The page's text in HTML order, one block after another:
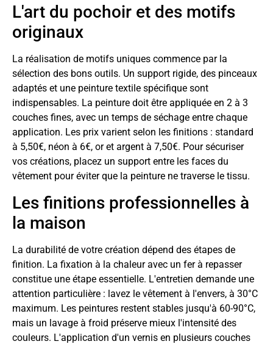
L'art du pochoir et des motifs
originaux
La réalisation de motifs uniques commence par la
sélection des bons outils. Un support rigide, des pinceaux
adaptés et une peinture textile spécifique sont
indispensables. La peinture doit être appliquée en 2 à 3
couches fines, avec un temps de séchage entre chaque
application. Les prix varient selon les finitions : standard
à 5,50€, néon à 6€, or et argent à 7,50€. Pour sécuriser
vos créations, placez un support entre les faces du
vêtement pour éviter que la peinture ne traverse le tissu.
Les finitions professionnelles à
la maison
La durabilité de votre création dépend des étapes de
finition. La fixation à la chaleur avec un fer à repasser
constitue une étape essentielle. L'entretien demande une
attention particulière : lavez le vêtement à l'envers, à 30°C
maximum. Les peintures restent stables jusqu'à 60-90°C,
mais un lavage à froid préserve mieux l'intensité des
couleurs. L'application d'un vernis en plusieurs couches